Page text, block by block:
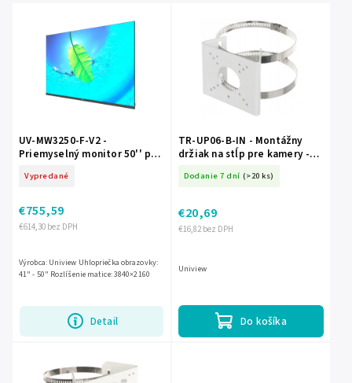
Najdrahšie
Najpredávanejšie
Abecedne
UV-MW3250-F-V2 -
Priemyselný monitor 50'' pre
UHD 4K - UNIVIEW
Vypredané
€614,30 bez DPH
€755,59
Detail
Výrobca: Uniview Uhlopriečka obrazovky:
41" - 50" Rozlíšenie matice: 3840×2160
TR-UP06-B-IN - Montážny
držiak na stĺp pre kamery -
Dodanie 7 dní (>20 ks)
€16,82 bez DPH
€20,69
Do košíka
Uniview